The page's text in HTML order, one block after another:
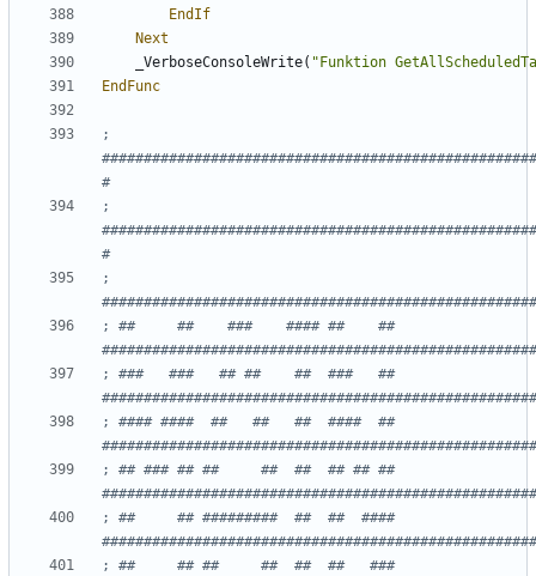
EndIf
Next
_VerboseConsoleWrite( "Funktion
EndFunc
;
;
;
; ##     ##    ###    #### ##    ##
; ###   ###   ## ##    ##  ###   ##
; #### ####  ##   ##   ##  ####  ##
; ## ### ## ##     ##  ##  ## ## ##
; ##     ## #########  ##  ##  ####
; ##     ## ##     ##  ##  ##   ###